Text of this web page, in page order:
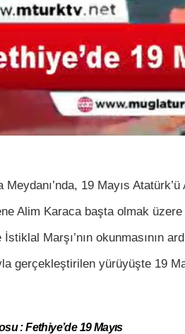
19 Mayıs
Alim Karaca başta olmak
Marşı’nın okunmasının
gerçekleştirilen yürüyüşte 19
: Fethiye’de 19 Mayıs